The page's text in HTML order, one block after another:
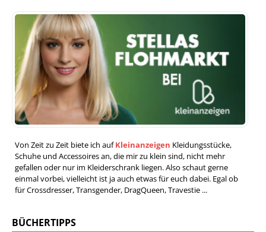
Von Zeit zu Zeit biete ich aufKleinanzeigen Kleidungsstücke,
Schuhe und Accessoires an, die mir zu klein sind, nicht mehr
gefallen oder nur im Kleiderschrank liegen. Also schaut gerne
einmal vorbei, vielleicht ist ja auch etwas für euch dabei. Egal ob
für Crossdresser, Transgender, DragQueen, Travestie ...
BÜCHERTIPPS